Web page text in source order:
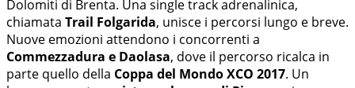
Dolomiti di Brenta. Una single track adrenalinica,
chiamata Trail Folgarida, unisce i percorsi lungo e breve.
Nuove emozioni attendono i concorrenti a
Commezzadura e Daolasa, dove il percorso ricalca in
parte quello della Coppa del Mondo XCO 2017. Un